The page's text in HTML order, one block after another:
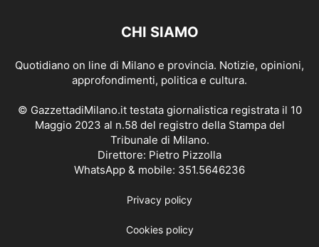
CHI SIAMO
Quotidiano on line di Milano e provincia. Notizie, opinioni,
approfondimenti, politica e cultura.
© GazzettadiMilano.it testata giornalistica registrata il 10
Maggio 2023 al n.58 del registro della Stampa del
Tribunale di Milano.
Direttore: Pietro Pizzolla
WhatsApp & mobile: 351.5646236
Privacy policy
Cookies policy